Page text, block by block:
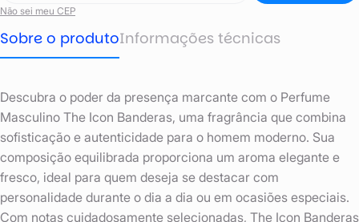
Não sei meu CEP
Sobre o produtoInformações técnicas
Descubra o poder da presença marcante com o Perfume
Masculino The Icon Banderas, uma fragrância que combina
sofisticação e autenticidade para o homem moderno. Sua
composição equilibrada proporciona um aroma elegante e
fresco, ideal para quem deseja se destacar com
personalidade durante o dia a dia ou em ocasiões especiais.
Com notas cuidadosamente selecionadas, The Icon Banderas